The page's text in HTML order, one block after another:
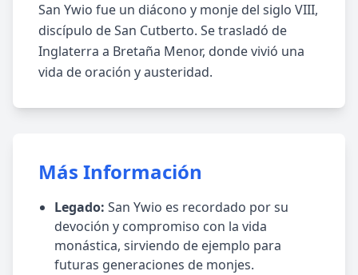
San Ywio fue un diácono y monje del siglo VIII,
discípulo de San Cutberto. Se trasladó de
Inglaterra a Bretaña Menor, donde vivió una
vida de oración y austeridad.
Más Información
Legado: San Ywio es recordado por su
devoción y compromiso con la vida
monástica, sirviendo de ejemplo para
futuras generaciones de monjes.